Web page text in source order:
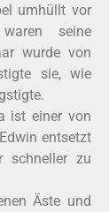
umhüllt vor
seine
wurde von
sie, wie
ist einer von
entsetzt
schneller zu
Äste und